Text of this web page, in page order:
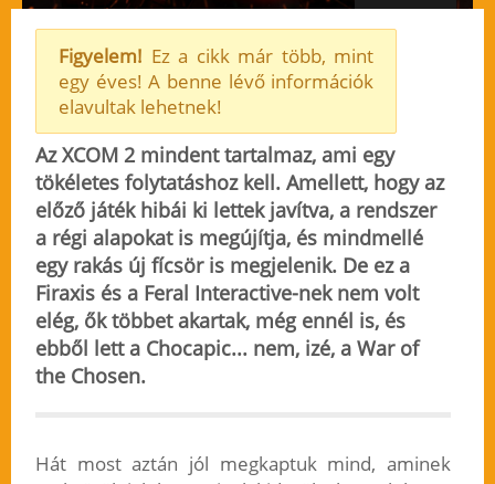
linux mac pc ps4 steamos xboxone
Figyelem! Ez a cikk már több, mint
egy éves! A benne lévő információk
elavultak lehetnek!
Az XCOM 2 mindent tartalmaz, ami egy
tökéletes folytatáshoz kell. Amellett, hogy az
előző játék hibái ki lettek javítva, a rendszer
a régi alapokat is megújítja, és mindmellé
egy rakás új fícsör is megjelenik. De ez a
Firaxis és a Feral Interactive-nek nem volt
elég, ők többet akartak, még ennél is, és
ebből lett a Chocapic... nem, izé, a War of
the Chosen.
Hát most aztán jól megkaptuk mind, aminek